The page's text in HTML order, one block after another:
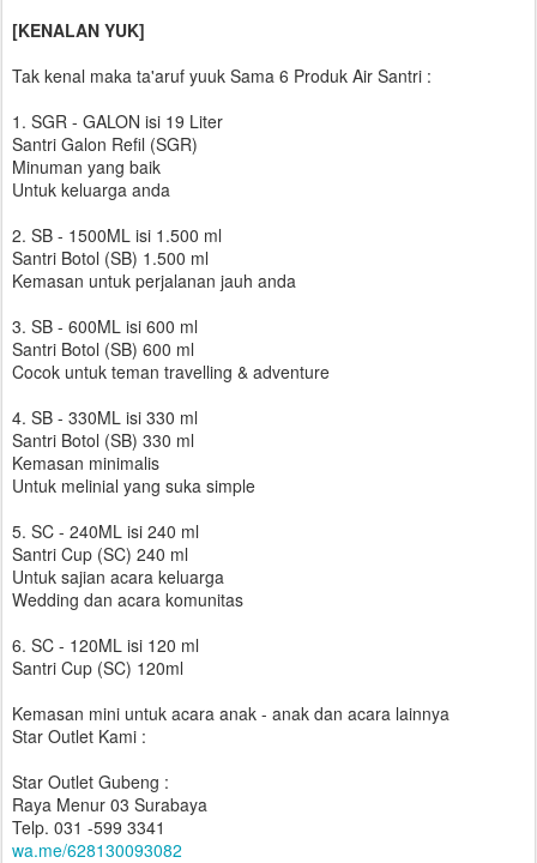
[KENALAN YUK]
Tak kenal maka ta'aruf yuuk Sama 6 Produk Air Santri :
1. SGR - GALON isi 19 Liter
Santri Galon Refil (SGR)
Minuman yang baik
Untuk keluarga anda
2. SB - 1500ML isi 1.500 ml
Santri Botol (SB) 1.500 ml
Kemasan untuk perjalanan jauh anda
3. SB - 600ML isi 600 ml
Santri Botol (SB) 600 ml
Cocok untuk teman travelling & adventure
4. SB - 330ML isi 330 ml
Santri Botol (SB) 330 ml
Kemasan minimalis
Untuk melinial yang suka simple
5. SC - 240ML isi 240 ml
Santri Cup (SC) 240 ml
Untuk sajian acara keluarga
Wedding dan acara komunitas
6. SC - 120ML isi 120 ml
Santri Cup (SC) 120ml
Kemasan mini untuk acara anak - anak dan acara lainnya
Star Outlet Kami :
Star Outlet Gubeng :
Raya Menur 03 Surabaya
Telp. 031 -599 3341
wa.me/628130093082